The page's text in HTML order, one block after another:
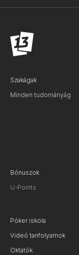
Szakágak
Minden tudományág
Bónuszok
U-Points
Póker iskola
Videó tanfolyamok
Oktatók